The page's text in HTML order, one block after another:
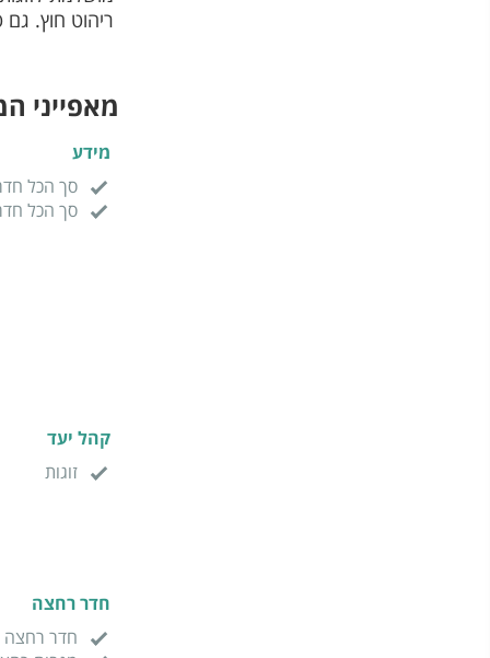
ריהוט חוץ. גם טלוויזיה 40 אינץ' עם מגוון
מאפייני
מידע
סך הכל
סך הכל
קהל יעד
זוגות
חדר רחצה
חדר רחצה